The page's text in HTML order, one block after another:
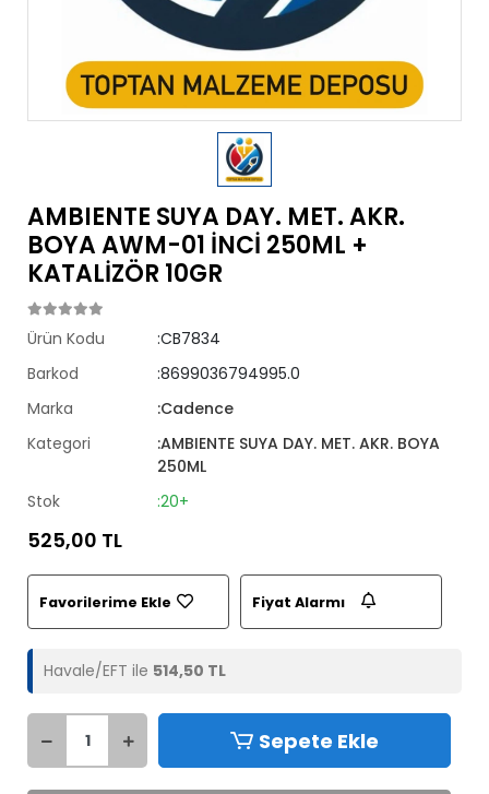
AMBIENTE SUYA DAY. MET. AKR.
BOYA AWM-01 İNCİ 250ML +
KATALİZÖR 10GR
Ürün Kodu
:CB7834
Barkod
:8699036794995.0
Marka
:Cadence
Kategori
:AMBIENTE SUYA DAY. MET. AKR. BOYA
250ML
Stok
:20+
525,00 TL
Favorilerime Ekle Fiyat Alarmı
Havale/EFT ile 514,50 TL
Sepete Ekle